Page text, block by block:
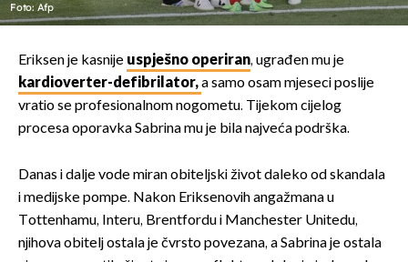
Foto: Afp
Eriksen je kasnije uspješno operiran, ugrađen mu je
kardioverter-defibrilator,a samo osam mjeseci poslije
vratio se profesionalnom nogometu. Tijekom cijelog
procesa oporavka Sabrina mu je bila najveća podrška.
Danas i dalje vode miran obiteljski život daleko od skandala
i medijske pompe. Nakon Eriksenovih angažmana u
Tottenhamu, Interu, Brentfordu i Manchester Unitedu,
njihova obitelj ostala je čvrsto povezana, a Sabrina je ostala